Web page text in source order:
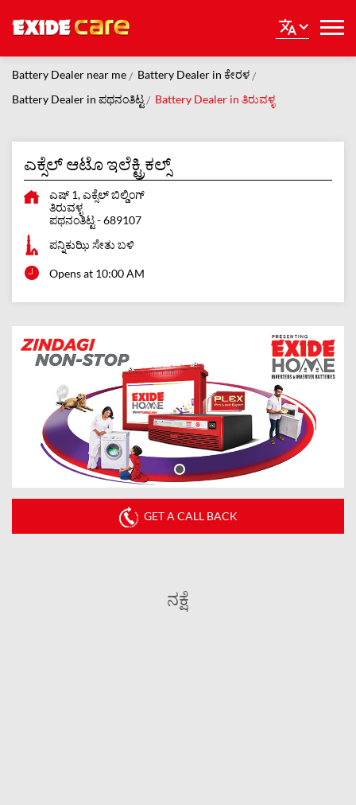
Battery Dealer near me
Battery Dealer in ಕೇರಳ
Battery Dealer in ಪಥನಂತಿಟ್ಟ
Battery Dealer in ತಿರುವಳ್ಳ
ಎಕ್ಸೆಲ್ ಆಟೊ ಇಲೆಕ್ಟ್ರಿಕಲ್ಸ್
ಎಷ್ 1, ಎಕ್ಸೆಲ್ ಬಿಲ್ಡಿಂಗ್
ತಿರುವಳ್ಳ
ಪಥನಂತಿಟ್ಟ-689107
ಪನ್ನಿಕುಝಿ ಸೇತು ಬಳಿ
Opens at 10:00 AM
GET A CALL BACK
ನಕ್ಷೆ